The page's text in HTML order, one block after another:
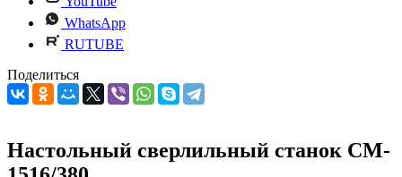
WhatsApp
RUTUBE
Поделиться
Настольный сверлильный станок CM-